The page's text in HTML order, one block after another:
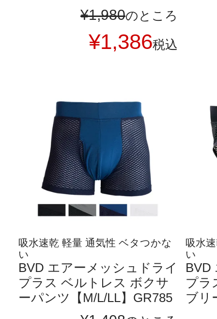
¥1,980のところ
¥1,386税込
吸水速乾 軽量 通気性 ベタつかな
い
BVD エアーメッシュドライ
プラス ベルトレス ボクサ
ーパンツ【M/L/LL】GR785
吸水
い
BVD
プラ
ブリ